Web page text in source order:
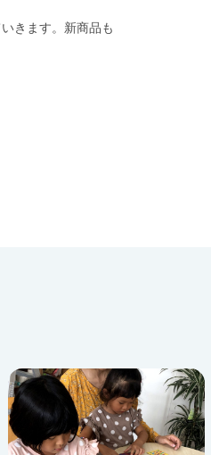
きます。新商品も